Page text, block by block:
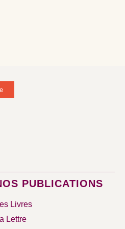
PUBLICATIONS
Livres
Lettre